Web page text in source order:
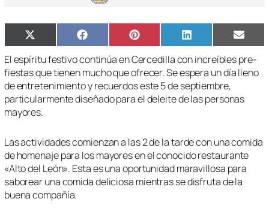
Compartir
en
X
(Twitter)
Compartir
en
Facebook Compartir
en
Pinterest Compartir
en
LinkedIn
en
Email
El espíritu festivo continúa en Cercedilla con increíbles pre-
fiestas que tienen mucho que ofrecer. Se espera un día lleno
de entretenimiento y recuerdos este 5 de septiembre,
particularmente diseñado para el deleite de las personas
mayores.
Las actividades comienzan a las 2 de la tarde con una comida
de homenaje para los mayores en el conocido restaurante
«Alto del León». Esta es una oportunidad maravillosa para
saborear una comida deliciosa mientras se disfruta de la
buena compañía.